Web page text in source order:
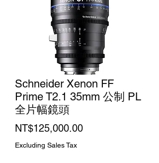
Schneider Xenon FF
Prime T2.1 35mm 公制 PL
全片幅鏡頭
NT$125,000.00Price
Excluding Sales Tax